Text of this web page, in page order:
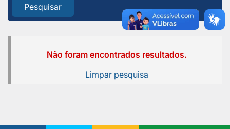
Pesquisar
Não foram encontrados resultados.
Limpar pesquisa